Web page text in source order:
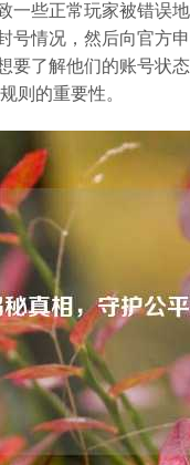
些正常玩家被错误
情况，然后向官方
了解他们的账号状
则的重要性。